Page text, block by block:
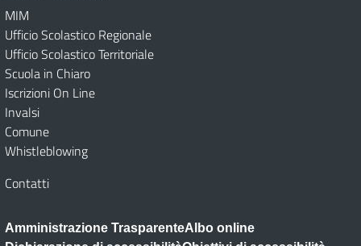
MIM
Ufficio Scolastico Regionale
Ufficio Scolastico Territoriale
Scuola in Chiaro
Iscrizioni On Line
Invalsi
Comune
Whistleblowing
Contatti
Amministrazione TrasparenteAlbo online